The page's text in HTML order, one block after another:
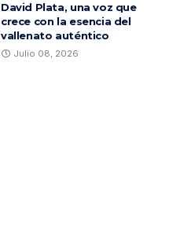
David Plata, una voz que
crece con la esencia del
vallenato auténtico
Julio 08, 2026